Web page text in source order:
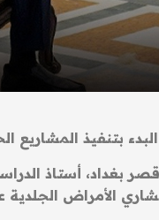
بتنفيذ المشاريع
بغداد، أستاذ
الأمراض الجلدية